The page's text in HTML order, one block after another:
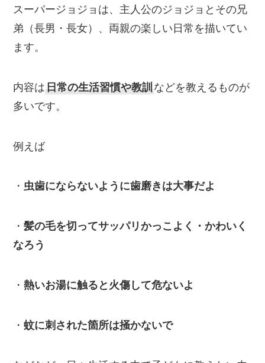
スーパージョジョは、主人公のジョジョとその兄
弟（長男・長女）、両親の楽しい日常を描いてい
ます。
内容は 日常の生活習慣や教訓 などを教えるものが
多いです。
例えば
・ 虫歯にならないように歯磨きは大事だよ
・髪の毛を切ってサッパリかっこよく・かわいく
なろう
・熱いお湯に触ると火傷して危ないよ
・蚊に刺された箇所は掻かないで